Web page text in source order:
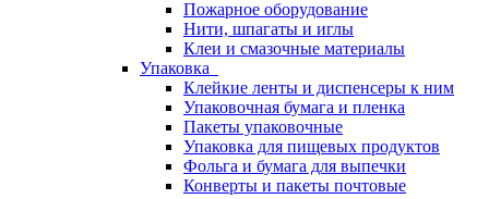
Пожарное оборудование
Нити, шпагаты и иглы
Клеи и смазочные материалы
Упаковка
Клейкие ленты и диспенсеры к ним
Упаковочная бумага и пленка
Пакеты упаковочные
Упаковка для пищевых продуктов
Фольга и бумага для выпечки
Конверты и пакеты почтовые